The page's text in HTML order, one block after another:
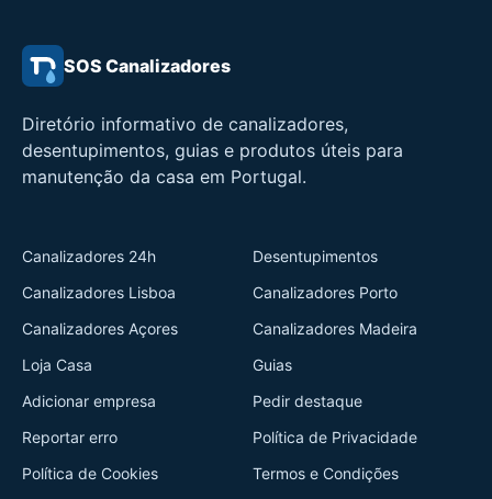
SOS Canalizadores
Diretório informativo de canalizadores,
desentupimentos, guias e produtos úteis para
manutenção da casa em Portugal.
Canalizadores 24h
Desentupimentos
Canalizadores Lisboa
Canalizadores Porto
Canalizadores Açores
Canalizadores Madeira
Loja Casa
Guias
Adicionar empresa
Pedir destaque
Reportar erro
Política de Privacidade
Política de Cookies
Termos e Condições